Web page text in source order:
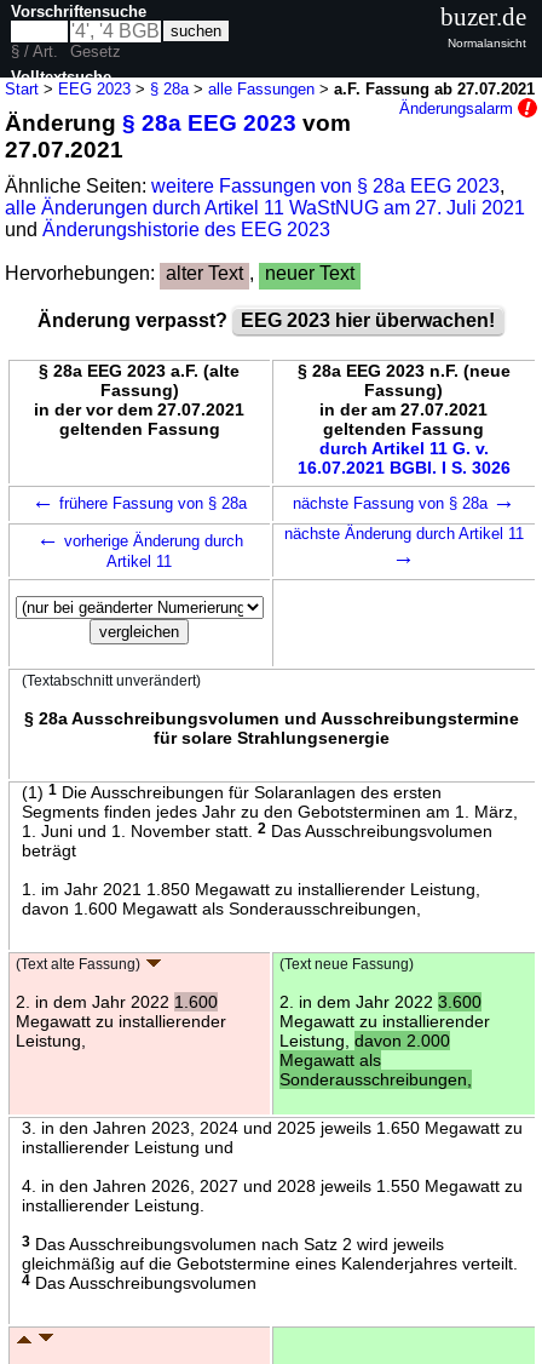
Start > EEG 2023 > § 28a >alle Fassungen >a.F. Fassung ab 27.07.2021
Änderungsalarm
Änderung§ 28a EEG 2023 vom
27.07.2021
Ähnliche Seiten:weitere Fassungen von § 28a EEG 2023,
alle Änderungen durch Artikel 11 WaStNUG am 27. Juli 2021
undÄnderungshistorie des EEG 2023
Hervorhebungen: alter Text , neuer Text
Änderung verpasst? EEG 2023 hier überwachen!
§ 28a EEG 2023 a.F. (alte
Fassung)
in der vor dem 27.07.2021
geltenden Fassung
§ 28a EEG 2023 n.F. (neue
Fassung)
in der am 27.07.2021
geltenden Fassung
durch Artikel 11 G. v.
16.07.2021 BGBl. I S. 3026
← frühere Fassung von § 28a nächste Fassung von § 28a →
← vorherige Änderung durch
Artikel 11
nächste Änderung durch Artikel 11
→
(Textabschnitt unverändert)
§ 28a Ausschreibungsvolumen und Ausschreibungstermine
für solare Strahlungsenergie
(1) 1Die Ausschreibungen für Solaranlagen des ersten
Segments finden jedes Jahr zu den Gebotsterminen am 1. März,
1. Juni und 1. November statt.
2Das Ausschreibungsvolumen
beträgt
1. im Jahr 2021 1.850 Megawatt zu installierender Leistung,
davon 1.600 Megawatt als Sonderausschreibungen,
(Text alte Fassung)
2. in dem Jahr 2022 1.600
Megawatt zu installierender
Leistung,
(Text neue Fassung)
2. in dem Jahr 2022 3.600
Megawatt zu installierender
Leistung, davon 2.000
Megawatt als
Sonderausschreibungen,
3. in den Jahren 2023, 2024 und 2025 jeweils 1.650 Megawatt zu
installierender Leistung und
4. in den Jahren 2026, 2027 und 2028 jeweils 1.550 Megawatt zu
installierender Leistung.
3Das Ausschreibungsvolumen nach Satz 2 wird jeweils
gleichmäßig auf die Gebotstermine eines Kalenderjahres verteilt.
4Das Ausschreibungsvolumen
Vorschriftensuche
§ / Art.
Gesetz
Volltextsuche
nur in EEG 2023
buzer.de
Normalansicht